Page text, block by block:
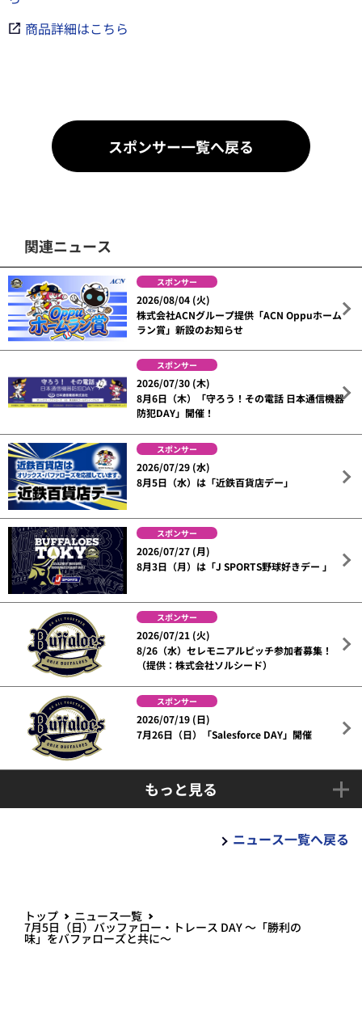
商品詳細はこちら
スポンサー一覧へ戻る
関連ニュース
スポンサー
2026/08/04 (火)
株式会社ACNグループ提供「ACN Oppuホーム
ラン賞」新設のお知らせ
スポンサー
2026/07/30 (木)
8月6日（木）「守ろう！その電話 日本通信機器
防犯DAY」開催！
スポンサー
2026/07/29 (水)
8月5日（水）は「近鉄百貨店デー」
スポンサー
2026/07/27 (月)
8月3日（月）は「J SPORTS野球好きデー 」
スポンサー
2026/07/21 (火)
8/26（水）セレモニアルピッチ参加者募集！
（提供：株式会社ソルシード）
スポンサー
2026/07/19 (日)
7月26日（日）「Salesforce DAY」開催
もっと見る
ニュース一覧へ戻る
トップ ニュース一覧
7月5日（日）バッファロー・トレース DAY ～「勝利の
味」をバファローズと共に～